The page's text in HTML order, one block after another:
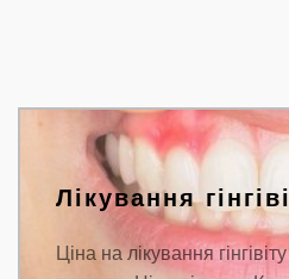
Лікування
Ціна на лікування